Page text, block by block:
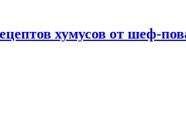
хумусов от шеф-